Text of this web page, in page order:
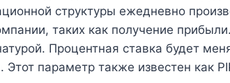
структуры ежедневно
таких как получение
Процентная ставка будет
Этот параметр также известен как